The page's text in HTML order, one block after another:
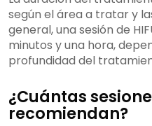
según el área a tratar y
general, una sesión de
minutos y una hora,
profundidad del
¿Cuántas
recomiendan?